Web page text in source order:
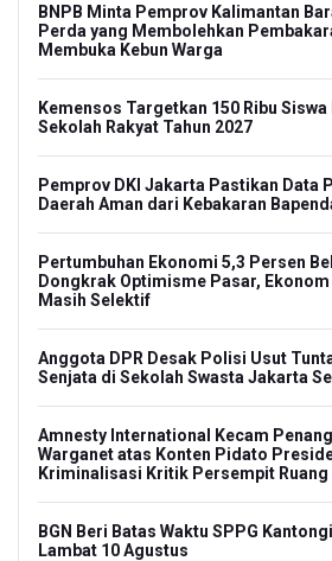
BNPB Minta Pemprov Kalimantan
Perda yang Membolehkan
Membuka Kebun Warga
Kemensos Targetkan 150 Ribu
Sekolah Rakyat Tahun 2027
Pemprov DKI Jakarta Pastikan Data
Daerah Aman dari Kebakaran
Pertumbuhan Ekonomi 5,3 Persen
Dongkrak Optimisme Pasar,
Masih Selektif
Anggota DPR Desak Polisi Usut
Senjata di Sekolah Swasta Jakarta
Amnesty International Kecam
Warganet atas Konten Pidato
Kriminalisasi Kritik Persempit Ruang
BGN Beri Batas Waktu SPPG
Lambat 10 Agustus